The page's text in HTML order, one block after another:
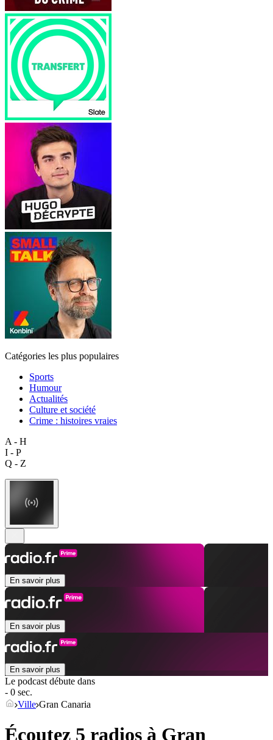
Catégories les plus populaires
Sports
Humour
Actualités
Culture et société
Crime : histoires vraies
A - H
I - P
Q - Z
En savoir plus
En savoir plus
En savoir plus
Le podcast débute dans
- 0 sec.
Ville Gran Canaria
Écoutez 5 radios à Gran